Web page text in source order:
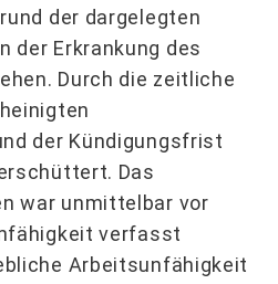
der dargelegten
der Erkrankung des
Durch die zeitliche
der Kündigungsfrist
Das
war unmittelbar vor
verfasst
Arbeitsunfähigkeit